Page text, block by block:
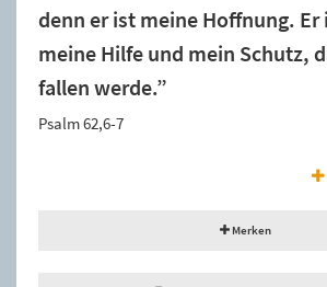
denn er ist meine Hoffnung. Er
meine Hilfe und mein Schutz,
fallen werde.”
Psalm 62,6-7
Merken